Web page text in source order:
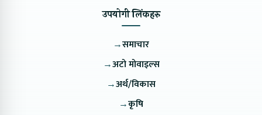
उपयोगी लिंकहरु
→समाचार
→अटो मोवाइल्स
→अर्थ/विकास
→कृषि